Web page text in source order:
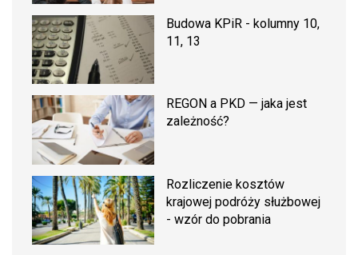
Budowa KPiR - kolumny 10,
11, 13
REGON a PKD — jaka jest
zależność?
Rozliczenie kosztów
krajowej podróży służbowej
- wzór do pobrania